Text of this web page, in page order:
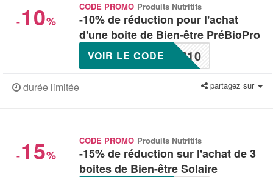
-10%
CODE PROMO Produits Nutritifs
-10% de réduction pour l'achat
d'une boite de Bien-être PréBioPro
P10
VOIR LE CODE
durée limitée partagez sur
-15%
CODE PROMO Produits Nutritifs
-15% de réduction sur l'achat de 3
boites de Bien-être Solaire